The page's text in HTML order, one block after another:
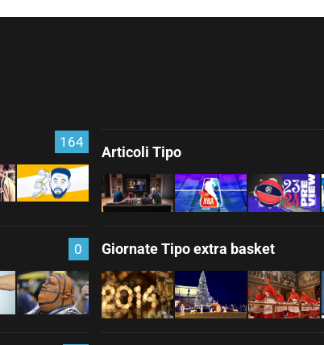
164
Articoli Tipo
0 Giornate Tipo extra basket